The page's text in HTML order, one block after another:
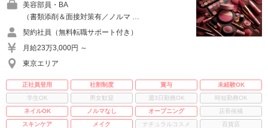
美容部員・BA
（書類添削＆面接対策有／ノルマ …
契約社員（無料転職サポート付き）
月給23万3,000円 ～
東京エリア
正社員登用 社割制度 賞与
未経験OK
学生OK
男女歓迎 週3日勤務OK
時短勤務OK
ネイルOK
ノルマなし オープニング
店長候補
スキンケア
メイク ナチュラルコスメ 百貨店